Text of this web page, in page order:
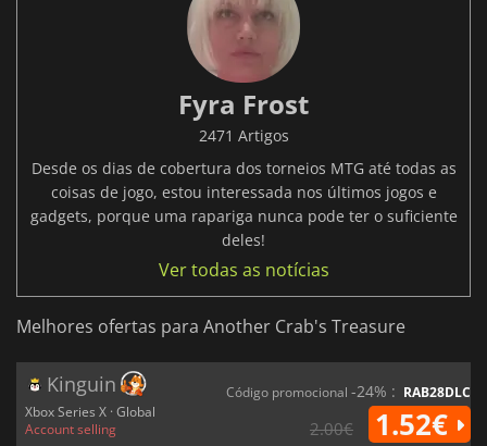
Fyra Frost
2471 Artigos
Desde os dias de cobertura dos torneios MTG até todas as
coisas de jogo, estou interessada nos últimos jogos e
gadgets, porque uma rapariga nunca pode ter o suficiente
deles!
Ver todas as notícias
Melhores ofertas para Another Crab's Treasure
Kinguin
Xbox Series X · Global
Account selling
Código promocional -24% : RAB28DLC
2.00€ 1.52€